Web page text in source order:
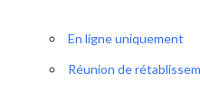
En ligne uniquement
Réunion de